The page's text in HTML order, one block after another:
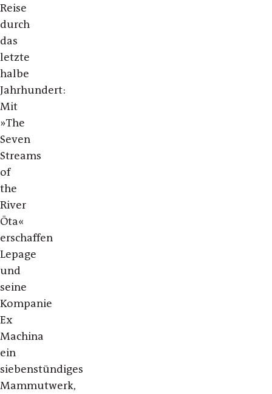
Reise
durch
das
letzte
halbe
Jahrhundert:
Mit
»The
Seven
Streams
of
the
River
Ōta«
erschaffen
Lepage
und
seine
Kompanie
Ex
Machina
ein
siebenstündiges
Mammutwerk,